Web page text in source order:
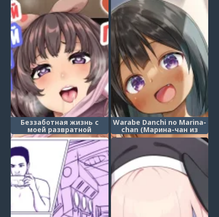
Беззаботная жизнь с
моей развратной
младшей сестрой под
гипнозом (Omase na
Imouto to Ecchi na Saimin
Pakopako Life)
Warabe Danchi no Marina-
chan (Марина-чан из
жилого комплекса
"Варабэ")